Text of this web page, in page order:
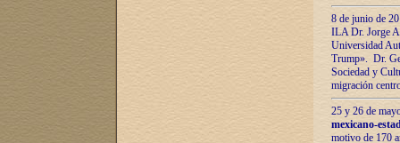
8 de junio de
ILA Dr. Jorge
Universidad
Trump». Dr.
Sociedad y
migración
25 y 26 de
mexicano-
motivo de 170